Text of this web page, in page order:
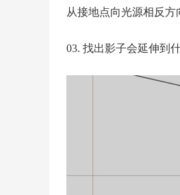
从接地点向光源相反
03. 找出影子会延伸到